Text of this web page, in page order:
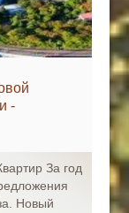
-
За год
Новый